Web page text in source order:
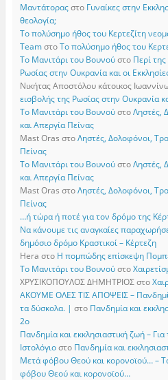
Μαντάτοραςστο Γυναίκες στην
θεολογία;
Το πολύσημο ήθος του Κερτεζίτη
TeamστοΤο πολύσημο ήθος του
Το Μανιτάρι του Βουνούστο Περί
Ρωσίας στην Ουκρανία και οι
Νικήτας Αποστόλου κάτοικος
εισβολής της Ρωσίας στην Ουκρανία
Το Μανιτάρι του ΒουνούστοΛηστές,
και Απεργία Πείνας
Mast Oras στοΛηστές, Δολοφόνοι,
Πείνας
Το Μανιτάρι του ΒουνούστοΛηστές,
και Απεργία Πείνας
Mast Oras στοΛηστές, Δολοφόνοι,
Πείνας
…ή τώρα ή ποτέ για τον δρόμο της
Να κάνουμε τις αναγκαίες
δημόσιο δρόμο Κραστικοί – Κέρτεζη
Hera στο Η πομπώδης επίσκεψη
Το Μανιτάρι του Βουνούστο
ΧΡΥΣΙΚΟΠΟΥΛΟΣ ΔΗΜΗΤΡΙΟΣστο
ΑΚΟΥΜΕ ΟΛΕΣ ΤΙΣ ΑΠΟΨΕΙΣ –
τα δύσκολα. | στο Πανδημία και
2ο
Πανδημία και εκκλησιαστική ζωή –
Iστολόγιοστο Πανδημία και
Μετά φόβου Θεού και κορονοϊού… –
φόβου Θεού και κορονοϊού…